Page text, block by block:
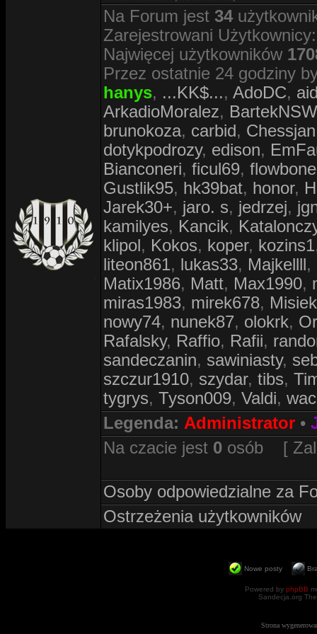
Na Forum jest 34
Zarejestrowani
Najwięcej użytkowników
Przez ostatnie 24 godziny
hanys, ...KK$..., AdoDC,
ArkadioMoralez,
brunokoza, carbid, Chessjan
dotykpodrozy, edison,
Bianconeri, ficul69, flowbone
Gustlik95, hk39bat, honor,
Jarek30+, jaro. s, jedrzej,
kamilyes, Kancik,
klipol, Kokos, koper, kozins1
liteon861, lukas33, Majkellll,
Matix1986, Matt, Max1990,
miras1983, mirek678, Misiek
nowy74, nunek87, olokrk,
Rafalsky, Raffio, Rafii,
sandeczanin, sawiniasty,
szczur1910, szydar, tibs,
tygrys, Tyson009, Valdi,
Legenda: Administrator •
Na czacie jest 0 osób [
Osoby odpowiedzialne za
Ostrzeżenia użytkowników
Nowe posty
Powered by phpBB
Sandecja.org
Strona